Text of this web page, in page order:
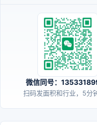
微信同号：
扫码发面积和行业，5分